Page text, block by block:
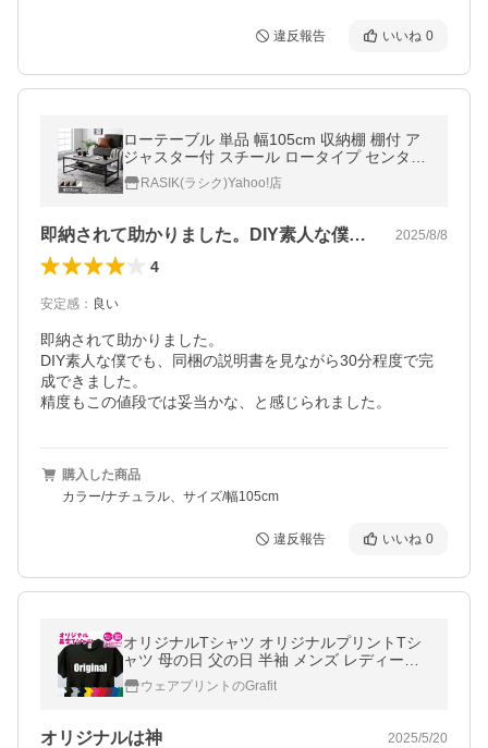
違反報告 いいね 0
ローテーブル 単品 幅105cm 収納棚 棚付 ア
ジャスター付 スチール ロータイプ センター
テーブル リビングテーブル Rectico レクテ
ィコ 送料無料
RASIK(ラシク)Yahoo!店
即納されて助かりました。DIY素人な僕… 2025/8/8
4
安定感 ： 良い
即納されて助かりました。
DIY素人な僕でも、同梱の説明書を見ながら30分程度で完
成できました。
精度もこの値段では妥当かな、と感じられました。
購入した商品
カラー/ナチュラル、サイズ/幅105cm
違反報告 いいね 0
オリジナルTシャツ オリジナルプリントTシ
ャツ 母の日 父の日 半袖 メンズ レディース
大きいサイズ オーダーメイド チームオーダ
ー プレゼント ギフト 送料無料
ウェアプリントのGrafit
オリジナルは神 2025/5/20